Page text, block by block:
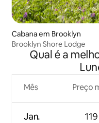
Cabana em Brooklyn
Brooklyn Shore Lodge
Qual é a
Mês
Jan.
Preço